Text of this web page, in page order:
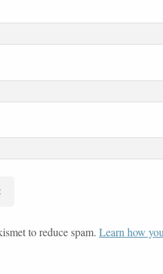
to reduce spam. Learn how